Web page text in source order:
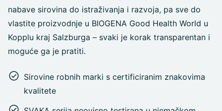
nabave sirovina do istraživanja i razvoja, pa sve do
vlastite proizvodnje u BIOGENA Good Health World u
Kopplu kraj Salzburga – svaki je korak transparentan i
moguće ga je pratiti.
Sirovine robnih marki s certificiranim znakovima
kvalitete